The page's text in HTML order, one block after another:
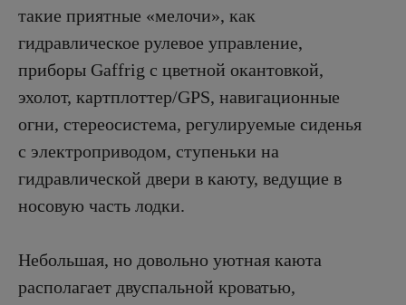
такие приятные «мелочи», как
гидравлическое рулевое управление,
приборы Gaffrig с цветной окантовкой,
эхолот, картплоттер/GPS, навигационные
огни, стереосистема, регулируемые сиденья
с электроприводом, ступеньки на
гидравлической двери в каюту, ведущие в
носовую часть лодки.
Небольшая, но довольно уютная каюта
располагает двуспальной кроватью,